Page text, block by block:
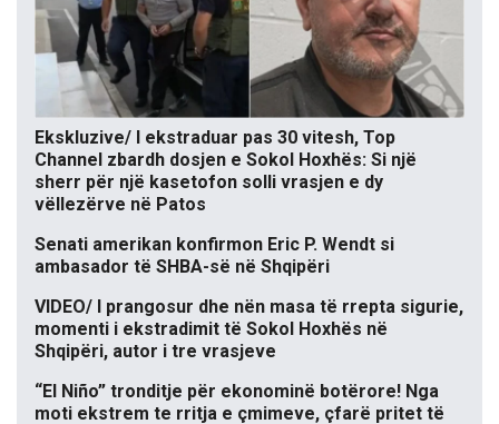
Ekskluzive/ I ekstraduar pas 30 vitesh, Top
Channel zbardh dosjen e Sokol Hoxhës: Si një
sherr për një kasetofon solli vrasjen e dy
vëllezërve në Patos
Senati amerikan konfirmon Eric P. Wendt si
ambasador të SHBA-së në Shqipëri
VIDEO/ I prangosur dhe nën masa të rrepta sigurie,
momenti i ekstradimit të Sokol Hoxhës në
Shqipëri, autor i tre vrasjeve
“El Niño” tronditje për ekonominë botërore! Nga
moti ekstrem te rritja e çmimeve, çfarë pritet të